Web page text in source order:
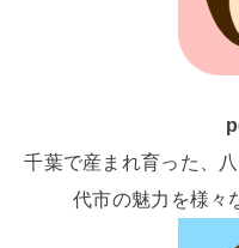
千葉で産まれ育った、
代市の魅力を様々